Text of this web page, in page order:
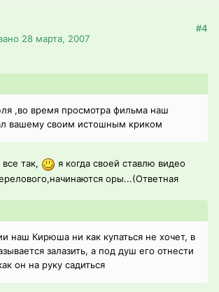
28 марта, 2007
#4
,во время просмотра фильма наш
вашему своим истошным криком
так,
я когда своей ставлю видео
оры...(Ответная
наш Кирюша ни как купаться не хочет, в
залазить, а под душ его отнести
он на руку садиться